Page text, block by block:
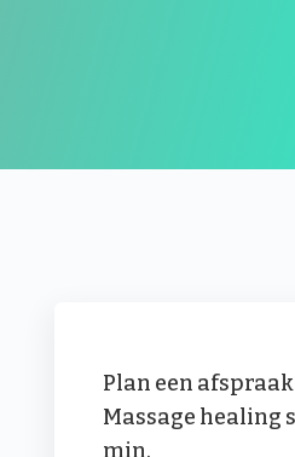
Plan een
Massage healing
min.